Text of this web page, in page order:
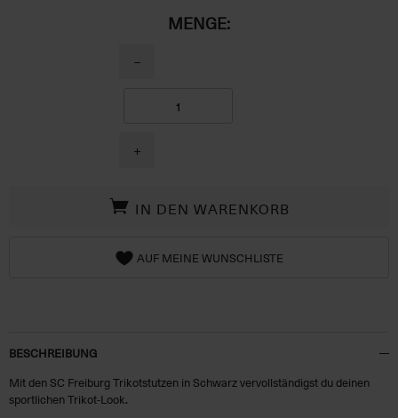
MENGE:
−
+
IN DEN WARENKORB
AUF MEINE WUNSCHLISTE
BESCHREIBUNG
Mit den SC Freiburg Trikotstutzen in Schwarz vervollständigst du deinen
sportlichen Trikot-Look.